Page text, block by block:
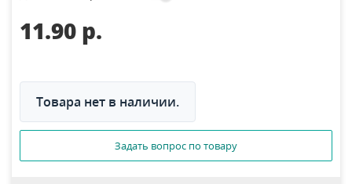
11.90 p.
Товара нет в наличии.
Задать вопрос по товару